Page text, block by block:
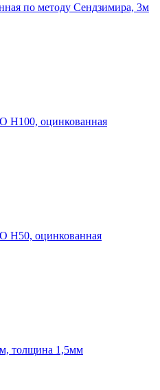
по методу Сендзимира, 3м
H100, оцинкованная
H50, оцинкованная
толщина 1,5мм